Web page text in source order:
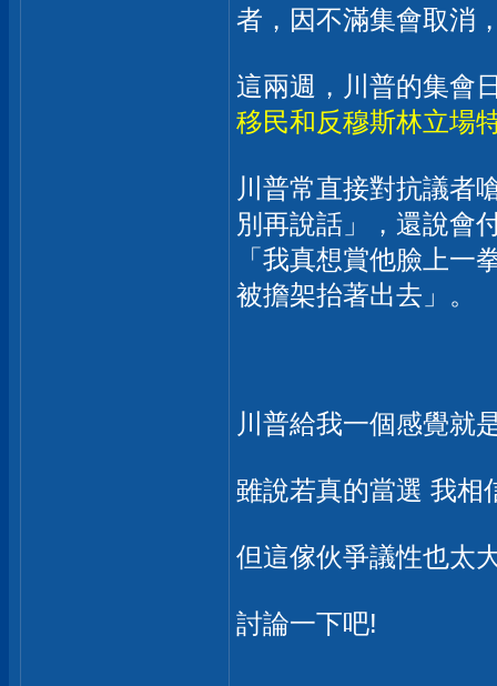
者，因不滿集會取消
這兩週，川普的集會
移民和反穆斯林立場
川普常直接對抗議者
別再說話」，還說會
「我真想賞他臉上
被擔架抬著出去」。
川普給我一個感覺就
雖說若真的當選 我相
但這傢伙爭議性也太
討論一下吧!